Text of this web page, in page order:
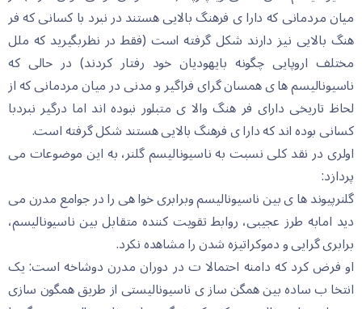
میان مردمانی که دارا ی فرهنگ بالایی هستند در نبرد با کسانی که فر
هنگ بالایی نیز دارند شکل گرفته است (فقط در نظربگیرید که ملل
مختلف اروپایی چگونه بایهودیان خود رفتار کردند) در حالی که
ناسیونالیسم ها ی همسان گرای فراگیر و مدنی در میان مردمانی که از
لحاظ تاریخی دارای فر هنگ والا ی متبلور نبوده اند اما درگیر نبردبا
کسانی بوده اند که دارا ی فرهنگ بالایی هستند شکل گرفته است.
اولری در نقد کلی نسبت به ناسیونالیسم گلنر، به این موضوعات می
پردازد:
گلنرپیوند ها ی بین ناسیونالیسم وبرابری خوا هی را در جوامع مدرن می
دید امابه طرز عجیبی، روابط تقویت کننده متقابل بین ناسیونالیسم،
برابری گرایی و دموکراتیزه شدن را مشاهده نکرد.
او فرض کرد که دامنه احتمالا ت در دوران مدرن دوشاخه است: یک
انتخا ب ساده بین همگن ساز ی ناسیونالیستی از طریق همگون سازی